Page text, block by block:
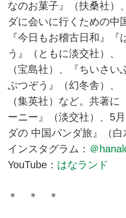
なのお菓子』（扶桑社）
ダに会いに行くための中
『今日もお稽古日和』
う』（ともに淡交社）、
（宝島社）、『ちいさ
ぶつぞう』（幻冬舎）、
（集英社）など。共著に
ーニー』（淡交社）、5
ダの 中国パンダ旅』（白
インスタグラム： ＠
YouTube： はなランド
＊ ＊ ＊